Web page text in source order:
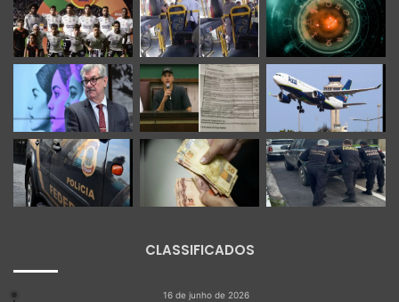
CLASSIFICADOS
16 de junho de 2026